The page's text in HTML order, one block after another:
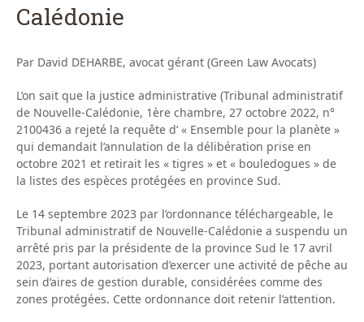
Calédonie
Par David DEHARBE, avocat gérant (Green Law Avocats)
L’on sait que la justice administrative (Tribunal administratif
de Nouvelle-Calédonie, 1ère chambre, 27 octobre 2022, n°
2100436 a rejeté la requête d’ « Ensemble pour la planète »
qui demandait l’annulation de la délibération prise en
octobre 2021 et retirait les « tigres » et « bouledogues » de
la listes des espèces protégées en province Sud.
Le 14 septembre 2023 par l’ordonnance téléchargeable, le
Tribunal administratif de Nouvelle-Calédonie a suspendu un
arrêté pris par la présidente de la province Sud le 17 avril
2023, portant autorisation d’exercer une activité de pêche au
sein d’aires de gestion durable, considérées comme des
zones protégées. Cette ordonnance doit retenir l’attention.